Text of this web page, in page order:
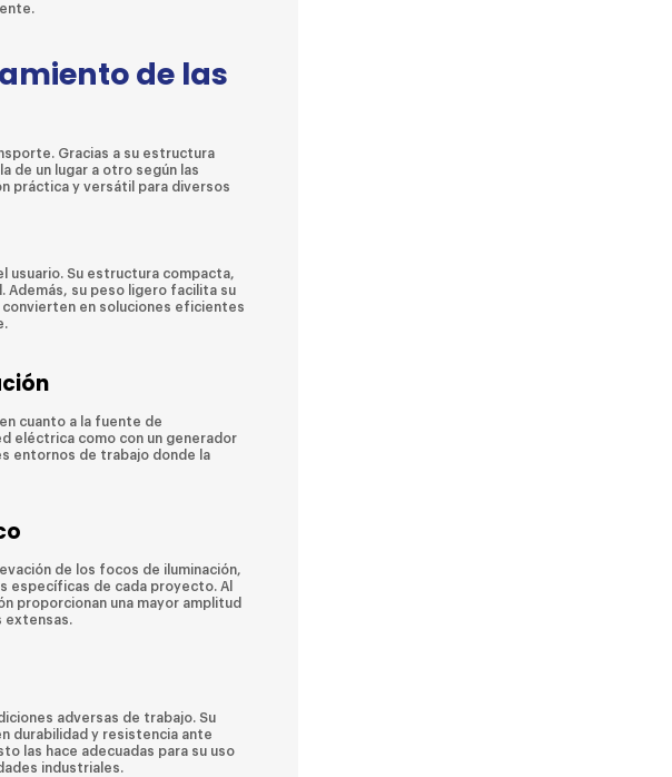
de las
Gracias a su estructura
de un lugar a otro según las
práctica y versátil para diversos
usuario. Su estructura compacta,
Además, su peso ligero facilita su
en soluciones eficientes
cuanto a la fuente de
eléctrica como con un generador
entornos de trabajo donde la
de los focos de iluminación,
específicas de cada proyecto. Al
proporcionan una mayor amplitud
extensas.
adversas de trabajo. Su
durabilidad y resistencia ante
las hace adecuadas para su uso
industriales.